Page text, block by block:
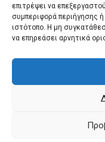
επιτρέψει να
συμπεριφορά περιήγησης
ιστότοπο. Η μη
να επηρεάσει αρνητικά
Buy Adspace